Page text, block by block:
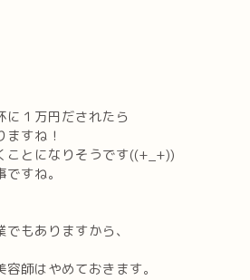
に１万円だされたら
すね！
ことになりそうです((+_+))
すね。
もありますから、
師はやめておきます。